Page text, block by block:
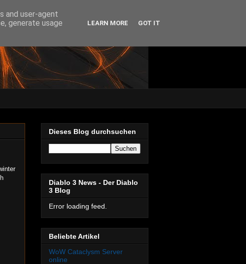
Dieses Blog durchsuchen
Diablo 3 News - Der Diablo
3 Blog
Error loading feed.
Beliebte Artikel
WoW Cataclysm Server
online
and user-agent
generate usage
LEARN MORE GOT IT